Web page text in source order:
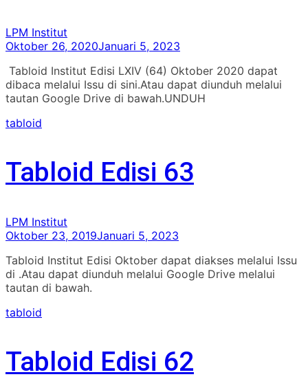
LPM Institut
Oktober 26, 2020Januari 5, 2023
Tabloid Institut Edisi LXIV (64) Oktober 2020 dapat
dibaca melalui Issu di sini.Atau dapat diunduh melalui
tautan Google Drive di bawah.UNDUH
tabloid
Tabloid Edisi 63
LPM Institut
Oktober 23, 2019Januari 5, 2023
Tabloid Institut Edisi Oktober dapat diakses melalui Issu
di .Atau dapat diunduh melalui Google Drive melalui
tautan di bawah.
tabloid
Tabloid Edisi 62